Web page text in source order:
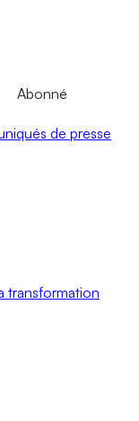
Abonné
de presse
transformation